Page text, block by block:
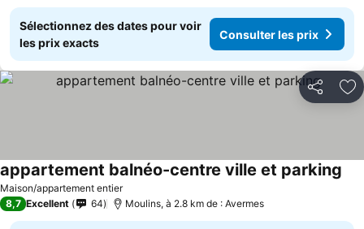
Sélectionnez des dates pour voir
les prix exacts
Consulter les prix
Partager
Maison/appartement entier
appartement balnéo-centre ville et parking
8,7 Excellent 64 Moulins, à 2.8 km de : Avermes